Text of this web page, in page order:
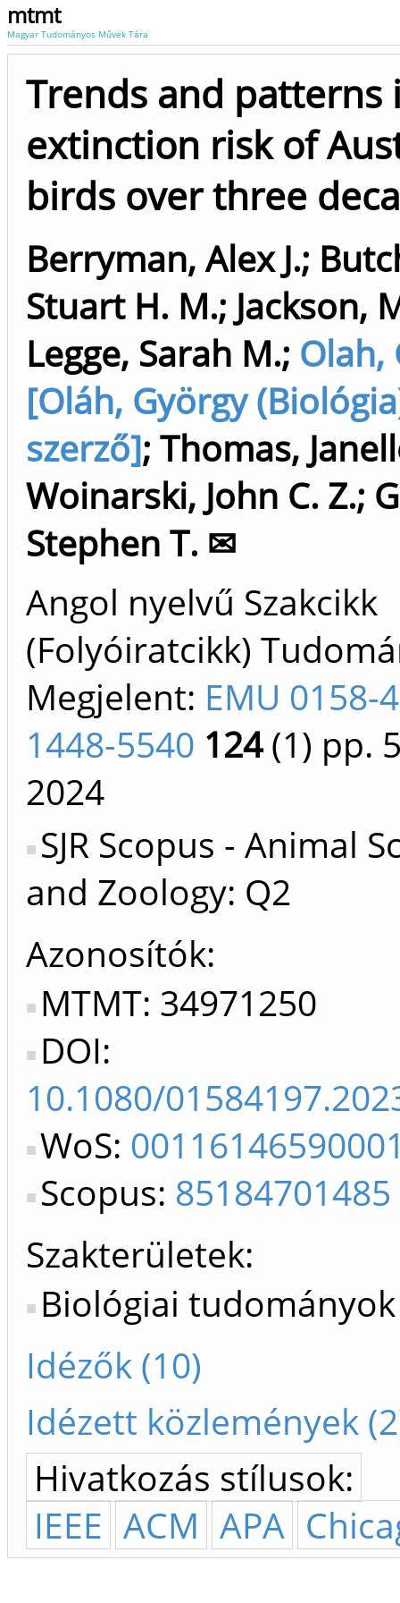
mtmt
Magyar Tudományos Művek Tára
Trends and patterns
extinction risk of
birds over three
Berryman, Alex J.;
Stuart H. M.; Jackson,
Legge, Sarah M.; Olah,
[Oláh, György
szerző]; Thomas,
Woinarski, John C. Z.;
Stephen T. ✉
Angol nyelvű Szakcikk
(Folyóiratcikk)
Megjelent: EMU 0158-
1448-5540 124(1) pp.
2024
SJR Scopus - Animal
and Zoology: Q2
Azonosítók
MTMT: 34971250
DOI:
10.1080/
WoS:
Scopus: 85184701485
Szakterületek:
Biológiai tudományok
Idézők (10)
Idézett közlemények
Hivatkozás stílusok:
IEEE ACM APA